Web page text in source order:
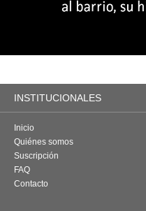
INSTITUCIONALES
Inicio
Quiénes somos
Suscripción
FAQ
Contacto